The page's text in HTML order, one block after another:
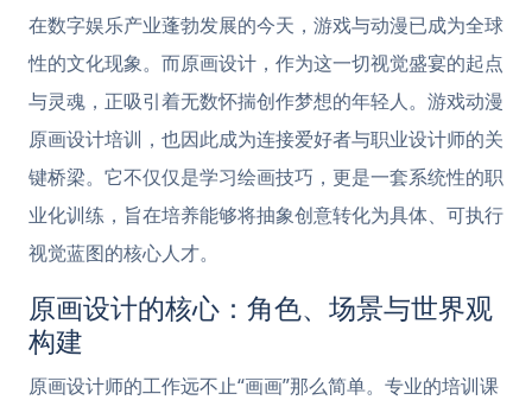
在数字娱乐产业蓬勃发展的今天，游戏与动漫已成为全球
性的文化现象。而原画设计，作为这一切视觉盛宴的起点
与灵魂，正吸引着无数怀揣创作梦想的年轻人。游戏动漫
原画设计培训，也因此成为连接爱好者与职业设计师的关
键桥梁。它不仅仅是学习绘画技巧，更是一套系统性的职
业化训练，旨在培养能够将抽象创意转化为具体、可执行
视觉蓝图的核心人才。
原画设计的核心：角色、场景与世界观
构建
原画设计师的工作远不止“画画”那么简单。专业的培训课